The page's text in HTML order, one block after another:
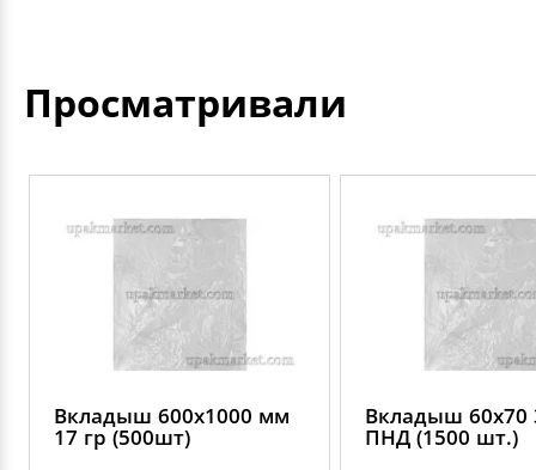
Просматривали
Вкладыш 600х1000 мм
17 гр (500шт)
Вкладыш 60х70
ПНД (1500 шт.)